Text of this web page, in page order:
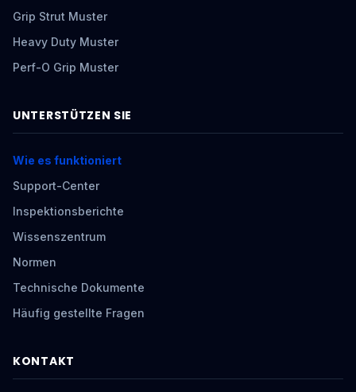
Grip Strut Muster
Heavy Duty Muster
Perf-O Grip Muster
UNTERSTÜTZEN SIE
Wie es funktioniert
Support-Center
Inspektionsberichte
Wissenszentrum
Normen
Technische Dokumente
Häufig gestellte Fragen
KONTAKT